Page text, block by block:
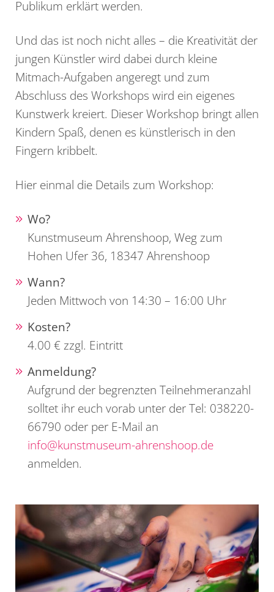
Publikum erklärt werden.
Und das ist noch nicht alles – die Kreativität der
jungen Künstler wird dabei durch kleine
Mitmach-Aufgaben angeregt und zum
Abschluss des Workshops wird ein eigenes
Kunstwerk kreiert. Dieser Workshop bringt allen
Kindern Spaß, denen es künstlerisch in den
Fingern kribbelt.
Hier einmal die Details zum Workshop:
Wo?
Kunstmuseum Ahrenshoop, Weg zum
Hohen Ufer 36, 18347 Ahrenshoop
Wann?
Jeden Mittwoch von 14:30 – 16:00 Uhr
Kosten?
4.00 € zzgl. Eintritt
Anmeldung?
Aufgrund der begrenzten Teilnehmeranzahl
solltet ihr euch vorab unter der Tel: 038220-
66790 oder per E-Mail an
info@kunstmuseum-ahrenshoop.de
anmelden.